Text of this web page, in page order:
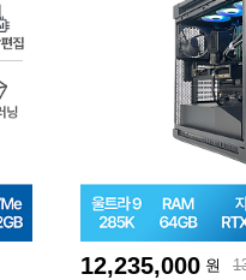
12,235,000 원